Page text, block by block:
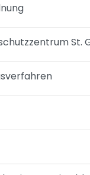
St.